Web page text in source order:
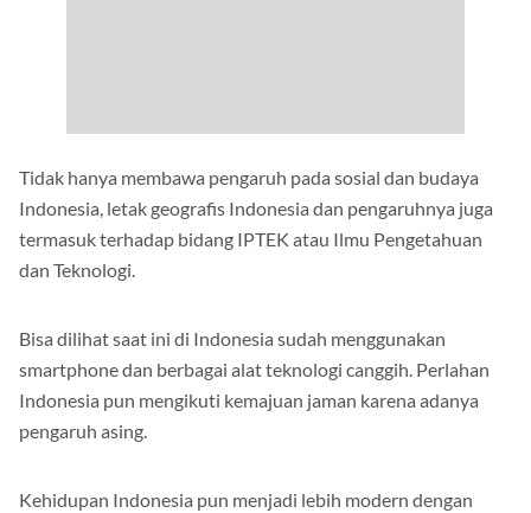
Tidak hanya membawa pengaruh pada sosial dan budaya
Indonesia, letak geografis Indonesia dan pengaruhnya juga
termasuk terhadap bidang IPTEK atau Ilmu Pengetahuan
dan Teknologi.
Bisa dilihat saat ini di Indonesia sudah menggunakan
smartphone dan berbagai alat teknologi canggih. Perlahan
Indonesia pun mengikuti kemajuan jaman karena adanya
pengaruh asing.
Kehidupan Indonesia pun menjadi lebih modern dengan